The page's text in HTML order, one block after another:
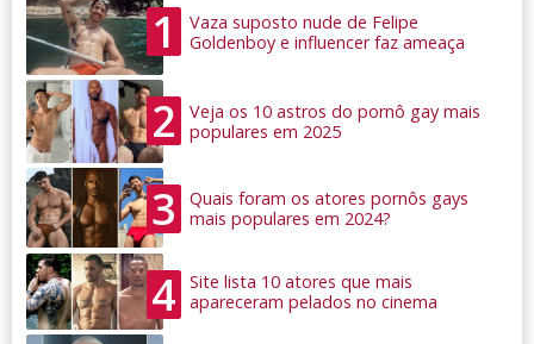
1
Vaza suposto nude de Felipe
Goldenboy e influencer faz ameaça
2
Veja os 10 astros do pornô gay mais
populares em 2025
3
Quais foram os atores pornôs gays
mais populares em 2024?
4
Site lista 10 atores que mais
apareceram pelados no cinema